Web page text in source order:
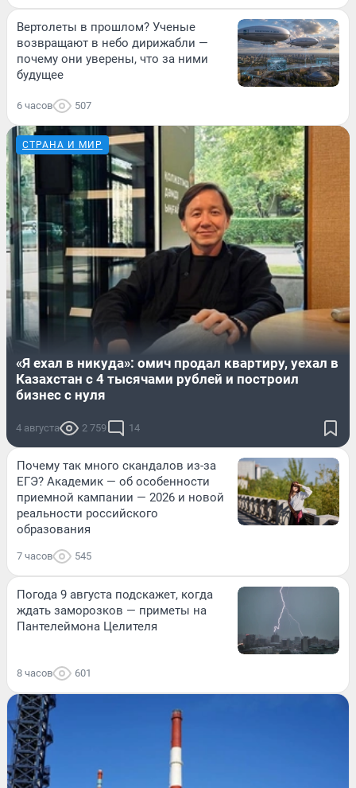
Вертолеты в прошлом? Ученые
возвращают в небо дирижабли —
почему они уверены, что за ними
будущее
6 часов 507
СТРАНА И МИР
«Я ехал в никуда»: омич продал квартиру, уехал в
Казахстан с 4 тысячами рублей и построил
бизнес с нуля
4 августа 2 759 14
Почему так много скандалов из-за
ЕГЭ? Академик — об особенности
приемной кампании — 2026 и новой
реальности российского
образования
7 часов 545
Погода 9 августа подскажет, когда
ждать заморозков — приметы на
Пантелеймона Целителя
8 часов 601